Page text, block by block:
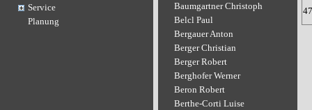
Service
Planung
Baumgartner Christoph
Belcl Paul
Bergauer Anton
Berger Christian
Berger Robert
Berghofer Werner
Beron Robert
Berthe-Corti Luise
47